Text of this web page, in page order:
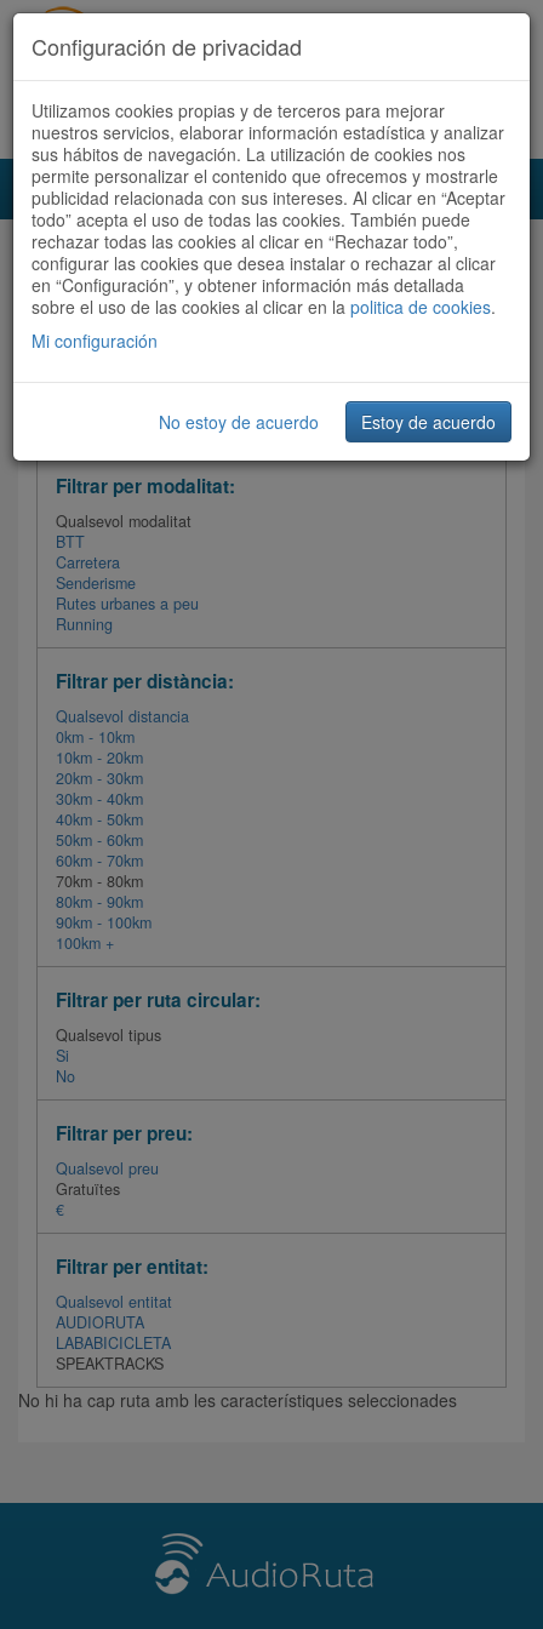
Accedeix Registra't ara Español Català
Audioruta Totes les rutes
Totes les rutes Ordenar per: Més recents / Dificultat
Filtrar les rutes
Filtrar per modalitat:
Qualsevol modalitat
BTT
Carretera
Senderisme
Rutes urbanes a peu
Running
Filtrar per distància:
Qualsevol distancia
0km - 10km
10km - 20km
20km - 30km
30km - 40km
40km - 50km
50km - 60km
60km - 70km
70km - 80km
80km - 90km
90km - 100km
100km +
Filtrar per ruta circular:
Qualsevol tipus
Si
No
Filtrar per preu:
Qualsevol preu
Gratuïtes
€
Filtrar per entitat:
Qualsevol entitat
AUDIORUTA
LABABICICLETA
SPEAKTRACKS
No hi ha cap ruta amb les característiques seleccionades
Configuración de privacidad
Utilizamos cookies propias y de terceros para mejorar
nuestros servicios, elaborar información estadística y analizar
sus hábitos de navegación. La utilización de cookies nos
permite personalizar el contenido que ofrecemos y mostrarle
publicidad relacionada con sus intereses. Al clicar en “Aceptar
todo” acepta el uso de todas las cookies. También puede
rechazar todas las cookies al clicar en “Rechazar todo”,
configurar las cookies que desea instalar o rechazar al clicar
en “Configuración”, y obtener información más detallada
sobre el uso de las cookies al clicar en la politica de cookies.
Mi configuración
No estoy de acuerdo Estoy de acuerdo